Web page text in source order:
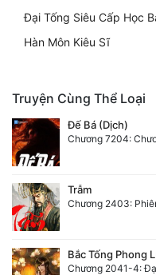
Đại Tống Siêu Cấp Học
Hàn Môn Kiêu Sĩ
Truyện Cùng Thể Loại
Đế Bá (Dịch)
Chương 7204:
Trẫm
Chương 2403:
Bắc Tống Phong
Chương 2041-4: